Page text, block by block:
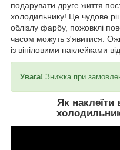
подарувати друге життя
холодильнику! Це чудове
облізлу фарбу, пожовклі
часом можуть з'явитися.
із вініловими наклейками
Увага! Знижка при
Як наклеїти